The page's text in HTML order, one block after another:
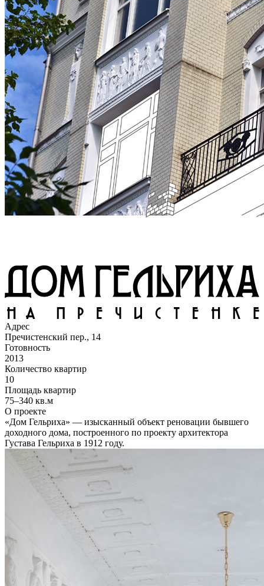
Адрес
Пречистенский пер., 14
Готовность
2013
Количество квартир
10
Площадь квартир
75–340 кв.м
О проекте
«Дом Гельриха» — изысканный объект реновации бывшего
доходного дома, построенного по проекту архитектора
Густава Гельриха в 1912 году.